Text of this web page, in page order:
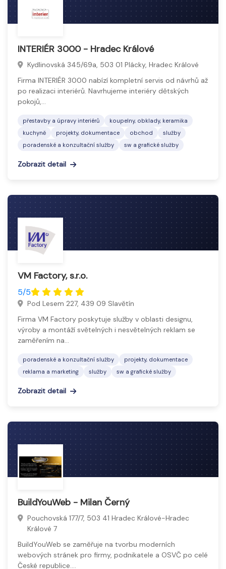
Královéhradecký kraj je ideálním místem pro
milovníky historie, kultury i aktivního odpočinku v
Software a grafické služby zahrnují vývoj, instalaci a
údržbu programových aplikací i tvorbu vizuálního
obsahu. Patří sem design webových stránek,
grafická tvorba log, reklamních materiálů, úprava
fotografií, animace i vývoj uživatelských rozhraní.
služeb a pomáhají efektivně komunikovat s cílovým
publikem.
INTERIÉR 3000 - Hradec Králové
Kydlinovská 345/69a, 503 01 Plácky, Hradec Králové
Firma INTERIÉR 3000 nabízí kompletní servis od návrhů až
po realizaci interiérů. Navrhujeme interiéry dětských
pokojů,…
přestavby a úpravy interiérů
koupelny, obklady, keramika
kuchyně
projekty, dokumentace obchod
služby
poradenské a konzultační služby
sw a grafické služby
Zobrazit detail
VM Factory, s.r.o.
5/5
Pod Lesem 227, 439 09 Slavětín
Firma VM Factory poskytuje služby v oblasti designu,
výroby a montáží světelných i nesvětelných reklam se
zaměřením na…
poradenské a konzultační služby
projekty, dokumentace
reklama a marketing
služby sw a grafické služby
Zobrazit detail
BuildYouWeb - Milan Černý
Pouchovská 177/7, 503 41 Hradec Králové-Hradec
Králové 7
BuildYouWeb se zaměřuje na tvorbu moderních
webových stránek pro firmy, podnikatele a OSVČ po celé
České republice.…